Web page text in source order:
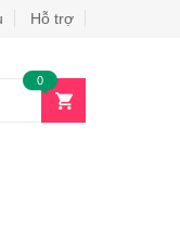
Hỗ trợ
0